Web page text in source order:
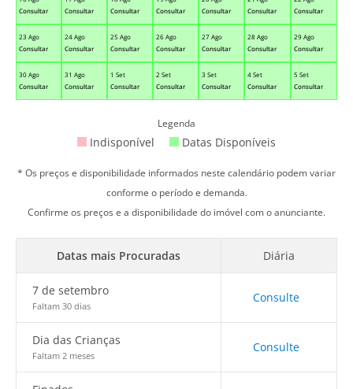
Consultar
Consultar
Consultar
Consultar
Consultar
Consultar
Consultar
23 Ago
Consultar
24 Ago
Consultar
25 Ago
Consultar
26 Ago
Consultar
27 Ago
Consultar
28 Ago
Consultar
29 Ago
Consultar
30 Ago
Consultar
31 Ago
Consultar
1 Set
Consultar
2 Set
Consultar
3 Set
Consultar
4 Set
Consultar
5 Set
Consultar
Legenda
Indisponível Datas Disponíveis
* Os preços e disponibilidade informados neste calendário podem variar
conforme o período e demanda.
Confirme os preços e a disponibilidade do imóvel com o anunciante.
Datas mais Procuradas Diária
7 de setembro
Faltam 30 dias
Consulte
Dia das Crianças
Faltam 2 meses
Consulte